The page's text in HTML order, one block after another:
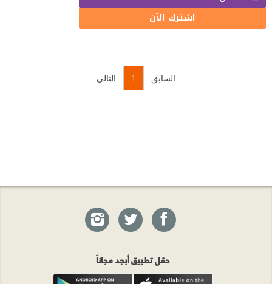
اشترك الآن
السابق 1 التالي
حمّل تطبيق أبجد مجاناً